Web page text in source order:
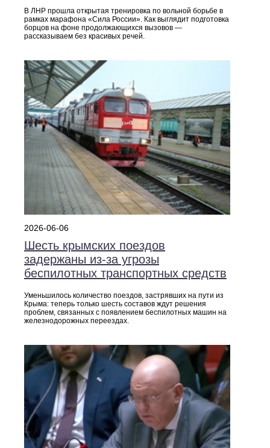
В ЛНР прошла открытая тренировка по вольной борьбе в
рамках марафона «Сила России». Как выглядит подготовка
борцов на фоне продолжающихся вызовов —
рассказываем без красивых речей.
2026-06-06
Шесть крымских поездов
задержаны из‑за угрозы
беспилотных транспортных средств
Уменьшилось количество поездов, застрявших на пути из
Крыма: теперь только шесть составов ждут решения
проблем, связанных с появлением беспилотных машин на
железнодорожных переездах.